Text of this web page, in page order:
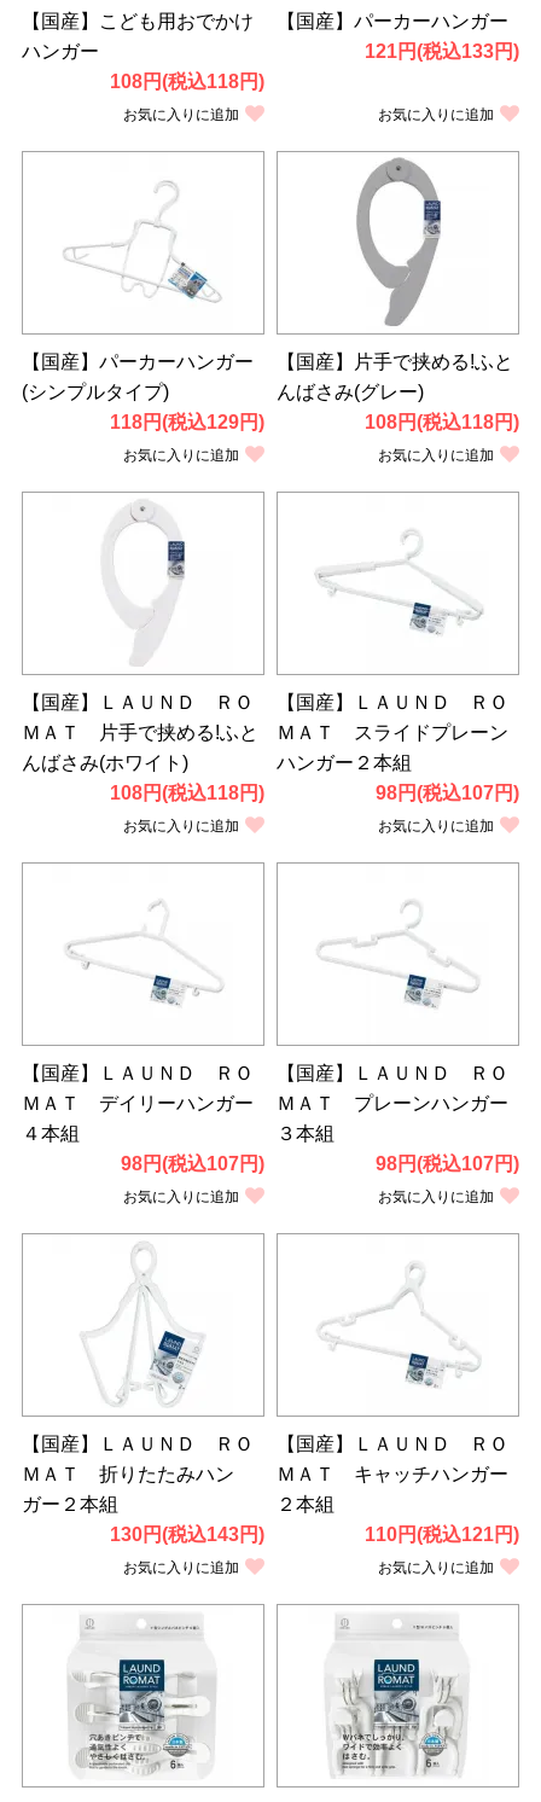
【国産】こども用おでかけ
ハンガー
108円(税込118円)
お気に入りに追加
【国産】パーカーハンガー
121円(税込133円)
お気に入りに追加
【国産】パーカーハンガー
(シンプルタイプ)
118円(税込129円)
お気に入りに追加
【国産】片手で挟める!ふと
んばさみ(グレー)
108円(税込118円)
お気に入りに追加
【国産】ＬＡＵＮＤ ＲＯ
ＭＡＴ 片手で挟める!ふと
んばさみ(ホワイト)
108円(税込118円)
お気に入りに追加
【国産】ＬＡＵＮＤ ＲＯ
ＭＡＴ スライドプレーン
ハンガー２本組
98円(税込107円)
お気に入りに追加
【国産】ＬＡＵＮＤ ＲＯ
ＭＡＴ デイリーハンガー
４本組
98円(税込107円)
お気に入りに追加
【国産】ＬＡＵＮＤ ＲＯ
ＭＡＴ プレーンハンガー
３本組
98円(税込107円)
お気に入りに追加
【国産】ＬＡＵＮＤ ＲＯ
ＭＡＴ 折りたたみハン
ガー２本組
130円(税込143円)
お気に入りに追加
【国産】ＬＡＵＮＤ ＲＯ
ＭＡＴ キャッチハンガー
２本組
110円(税込121円)
お気に入りに追加